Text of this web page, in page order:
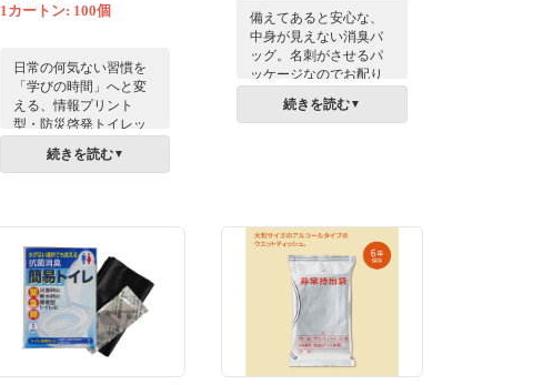
1カートン: 100個
日常の何気ない習慣を
「学びの時間」へと変
える、情報プリント
型・防災啓発トイレッ
の特徴は、ペーパー表
意識を高める」ことは
重要ですが、意識的に
学習時間を設けるのは
難しいもの。このロー
ルをお手洗いに設置す
るだけで、自然と視界
続きを読む▼
備えてあると安心な、
中身が見えない消臭バ
ッグ。名刺がさせるパ
ッケージなのでお配り
ったり。続きを読む▼